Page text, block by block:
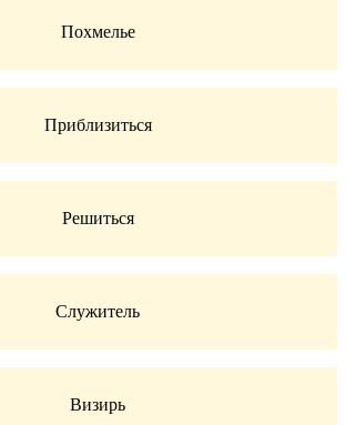
Похмелье
Приблизиться
Решиться
Служитель
Визирь